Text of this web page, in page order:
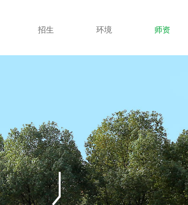
招生 环境 师资